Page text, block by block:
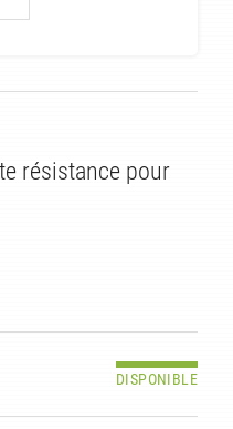
résistance pour
DISPONIBLE